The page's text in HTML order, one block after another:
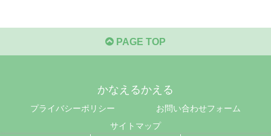
PAGE TOP
かなえるかえる
プライバシーポリシー
お問い合わせフォーム
サイトマップ